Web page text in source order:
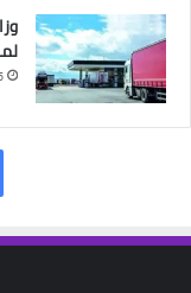
5 أغسطس